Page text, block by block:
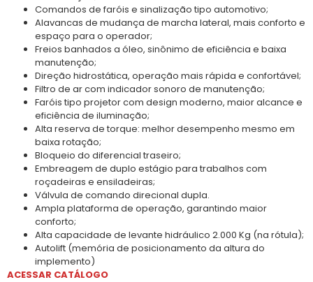
Comandos de faróis e sinalização tipo automotivo;
Alavancas de mudança de marcha lateral, mais conforto e
espaço para o operador;
Freios banhados a óleo, sinônimo de eficiência e baixa
manutenção;
Direção hidrostática, operação mais rápida e confortável;
Filtro de ar com indicador sonoro de manutenção;
Faróis tipo projetor com design moderno, maior alcance e
eficiência de iluminação;
Alta reserva de torque: melhor desempenho mesmo em
baixa rotação;
Bloqueio do diferencial traseiro;
Embreagem de duplo estágio para trabalhos com
roçadeiras e ensiladeiras;
Válvula de comando direcional dupla.
Ampla plataforma de operação, garantindo maior
conforto;
Alta capacidade de levante hidráulico 2.000 Kg (na rótula);
Autolift (memória de posicionamento da altura do
implemento)
ACESSAR CATÁLOGO